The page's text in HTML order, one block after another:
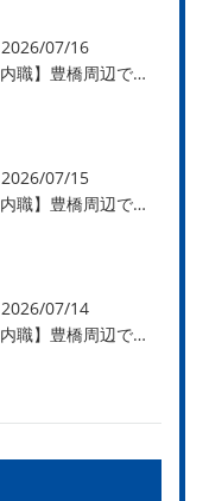
2026/07/16
【内職】豊橋周辺で内職のお仕事を探している方募集中！【お仕事の内容】
2026/07/15
【内職】豊橋周辺で内職のお仕事を探している方募集中！【急な学級閉鎖も安心】
2026/07/14
【内職】豊橋周辺で内職のお仕事を探している方募集中！【内職さまのお声②】